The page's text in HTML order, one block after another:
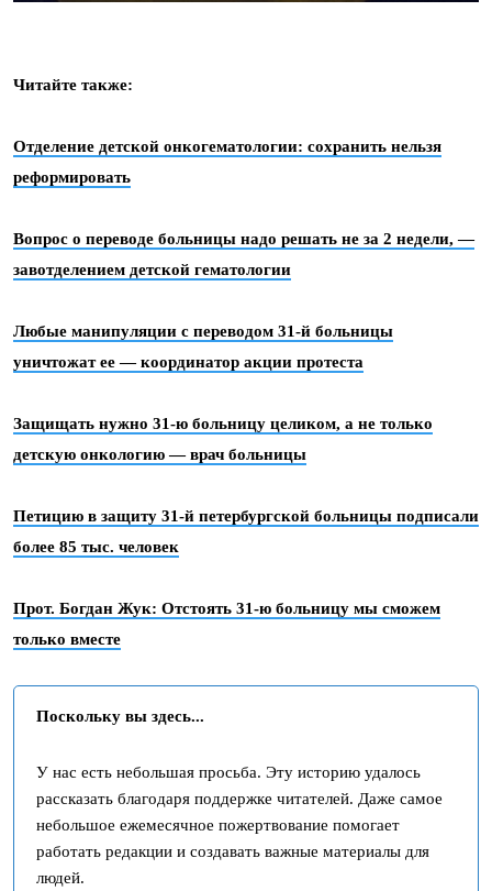
Читайте также:
Отделение детской онкогематологии: сохранить нельзя
реформировать
Вопрос о переводе больницы надо решать не за 2 недели, —
завотделением детской гематологии
Любые манипуляции с переводом 31-й больницы
уничтожат ее — координатор акции протеста
Защищать нужно 31-ю больницу целиком, а не только
детскую онкологию — врач больницы
Петицию в защиту 31-й петербургской больницы подписали
более 85 тыс. человек
Прот. Богдан Жук: Отстоять 31-ю больницу мы сможем
только вместе
Поскольку вы здесь...
У нас есть небольшая просьба. Эту историю удалось
рассказать благодаря поддержке читателей. Даже самое
небольшое ежемесячное пожертвование помогает
работать редакции и создавать важные материалы для
людей.